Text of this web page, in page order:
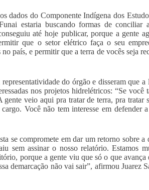
dados do Componente Indígena dos
estaria buscando formas de conciliar
até hoje publicar, porque a gente
que o setor elétrico faça o seu
país, e permitir que a terra de vocês seja
do órgão e disseram que
nos projetos hidrelétricos: “Se
gente veio aqui pra tratar de terra, pra
Você não tem interesse em defender
se compromete em dar um retorno sobre a
sem assinar o nosso relatório. Estamos
porque a gente viu que só o que
demarcação não vai sair”, afirmou Juarez